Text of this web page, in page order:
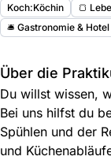
Koch:Köchin
🍞
🛎️ Gastronomie & Hotel
Über die
Du willst wissen,
Bei uns hilfst du
Spühlen und der
und